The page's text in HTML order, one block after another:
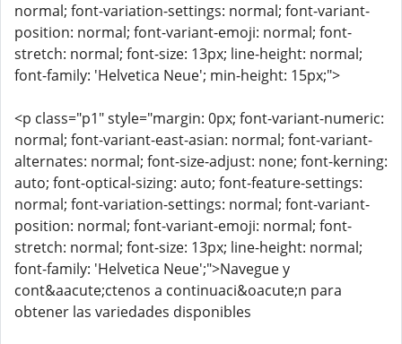
normal; font-variation-settings: normal; font-variant-
position: normal; font-variant-emoji: normal; font-
stretch: normal; font-size: 13px; line-height: normal;
font-family: 'Helvetica Neue'; min-height: 15px;">
<p class="p1" style="margin: 0px; font-variant-numeric:
normal; font-variant-east-asian: normal; font-variant-
alternates: normal; font-size-adjust: none; font-kerning:
auto; font-optical-sizing: auto; font-feature-settings:
normal; font-variation-settings: normal; font-variant-
position: normal; font-variant-emoji: normal; font-
stretch: normal; font-size: 13px; line-height: normal;
font-family: 'Helvetica Neue';">Navegue y
cont&aacute;ctenos a continuaci&oacute;n para
obtener las variedades disponibles